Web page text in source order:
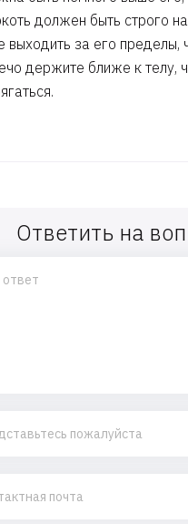
должен быть строго
выходить за его пределы,
держите ближе к телу,
Ответить на